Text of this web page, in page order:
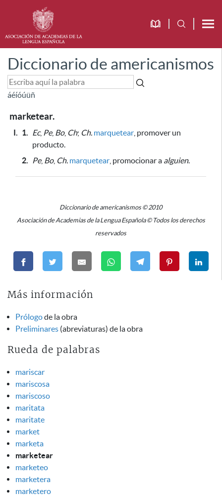
Diccionario de americanismos
áéíóúüñ
marketear.
I. 1. Ec, Pe, Bo, Ch; Ch. marquetear , promover un
producto.
2.
Pe, Bo, Ch. marquetear , promocionar a alguien.
Diccionario de americanismos © 2010
Asociación de Academias de la Lengua Española © Todos los derechos
reservados
Más información
Prólogode la obra
Preliminares (abreviaturas) de la obra
Rueda de palabras
mariscar
mariscosa
mariscoso
maritata
maritate
market
marketa
marketear
marketeo
marketera
marketero